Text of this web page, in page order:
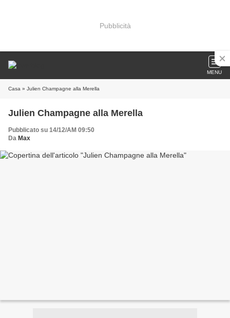
Pubblicità
MENU
Casa » Julien Champagne alla Merella
Julien Champagne alla Merella
Pubblicato su 14/12/AM 09:50
Da Max